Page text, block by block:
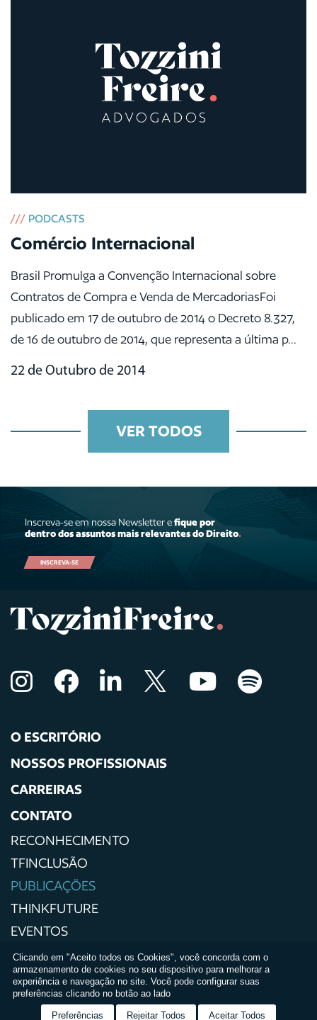
/// PODCASTS
Comércio Internacional
Brasil Promulga a Convenção Internacional sobre
Contratos de Compra e Venda de MercadoriasFoi
publicado em 17 de outubro de 2014 o Decreto 8.327,
de 16 de outubro de 2014, que representa a última p...
22 de Outubro de 2014
VER TODOS
Inscreva-se em nossa Newsletter efique por
dentro dos assuntos mais relevantes do Direito.
INSCREVA-SE
O ESCRITÓRIO
NOSSOS PROFISSIONAIS
CARREIRAS
CONTATO
RECONHECIMENTO
TFINCLUSÃO
PUBLICAÇÕES
THINKFUTURE
EVENTOS
IMPRENSA
POLÍTICAS DE PRIVACIDADE
TERMOS E CONDIÇÕES DE USO
Clicando em "Aceito todos os Cookies", você concorda com o
armazenamento de cookies no seu dispositivo para melhorar a
experiência e navegação no site. Você pode configurar suas
preferências clicando no botão ao lado
Preferências Rejeitar Todos Aceitar Todos